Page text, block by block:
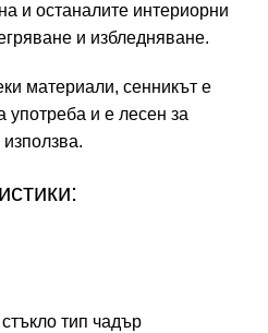
и останалите интериорни
и избледняване.
материали, сенникът е
употреба и е лесен за
тип чадър